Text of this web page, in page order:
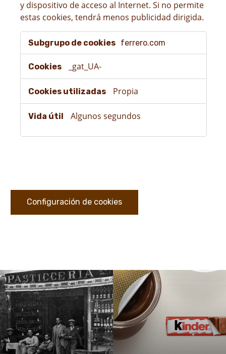
y dispositivo de acceso al Internet. Si no permite
estas cookies, tendrá menos publicidad dirigida.
Cookies
dirigidas
ferrero.com
_gat_UA-
Propia
Algunos segundos
Configuración de cookies